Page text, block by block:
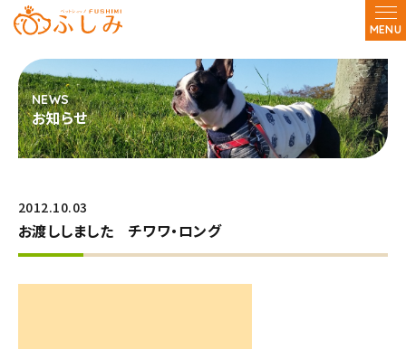
MENU
お知らせ
2012.10.03
お渡ししました チワワ・ロング